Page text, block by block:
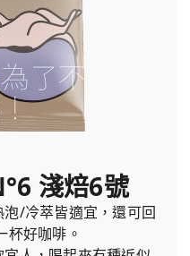
淺焙6號
/冷萃皆適宜，還可回
杯好咖啡。